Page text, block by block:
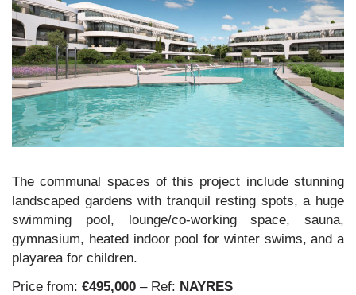
The communal spaces of this project include stunning
landscaped gardens with tranquil resting spots, a huge
swimming pool, lounge/co-working space, sauna,
gymnasium, heated indoor pool for winter swims, and a
playarea for children.
Price from: €495,000 – Ref: NAYRES